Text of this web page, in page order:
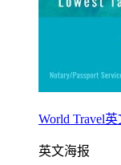
World Travel
英文海报